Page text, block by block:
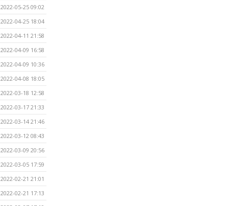
2022-05-25 09:02
2022-04-25 18:04
2022-04-11 21:58
2022-04-09 16:58
2022-04-09 10:36
2022-04-08 18:05
2022-03-18 12:58
2022-03-17 21:33
2022-03-14 21:46
2022-03-12 08:43
2022-03-09 20:56
2022-03-05 17:59
2022-02-21 21:01
2022-02-21 17:13